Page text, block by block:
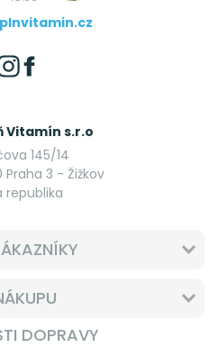
Vitamín s.r.o
145/14
Praha 3 - Žižkov
republika
DOPRAVY